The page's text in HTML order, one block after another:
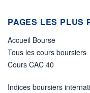
PAGES LES PLUS
Accueil Bourse
Tous les cours boursiers
Cours CAC 40
Indices boursiers